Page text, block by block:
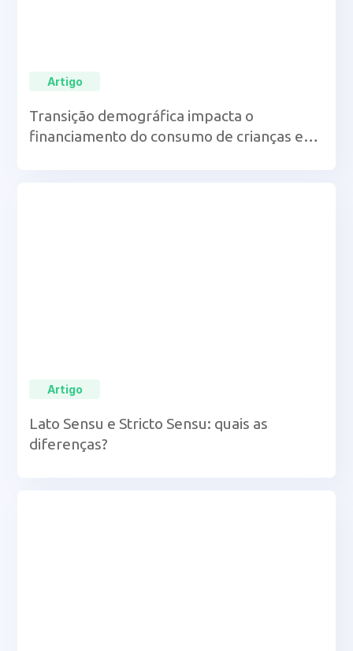
Artigo
Transição demográfica impacta o
financiamento do consumo de crianças e
Artigo
Lato Sensu e Stricto Sensu: quais as
diferenças?